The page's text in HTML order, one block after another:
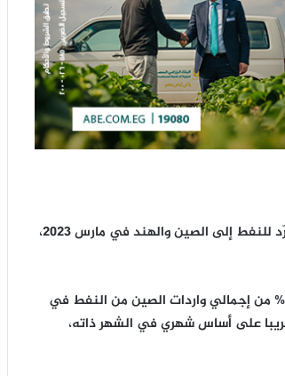
قالت منظمة البلدان المصدرة للبترول (أوبك)، إن روسيا أصبحت أكبر مورّد للنفط إلى الصين والهند في مارس 2023،
وذكرت أوبك -في تقريرها الصادر في شهر مايو- أن روسيا وفرت نحو 18% من إجمالي واردات الصين من النفط في
ارتفعت واردات الصين من النفط الخام بنسبة 16% تقريبا على أساس شهري في الشهر ذاته،